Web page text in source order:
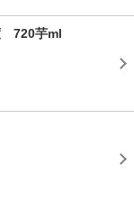
720芋ml